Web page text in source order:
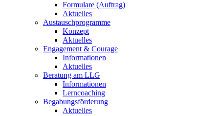
Formulare (Auftrag)
Aktuelles
Austauschprogramme
Konzept
Aktuelles
Engagement & Courage
Informationen
Aktuelles
Beratung am LLG
Informationen
Lerncoaching
Begabungsförderung
Aktuelles